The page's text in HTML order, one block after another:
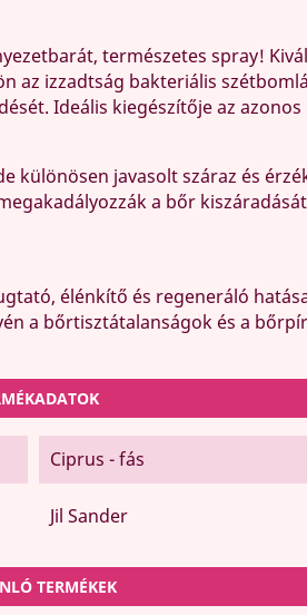
természetes spray!
izzadtság bakteriális
Ideális kiegészítője az
javasolt száraz és
a bőr
élénkítő és regeneráló
a bőrtisztátalanságok és a
Ciprus - fás
Jil Sander
TERMÉKEK